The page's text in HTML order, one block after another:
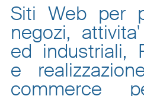
Siti Web per
negozi,
ed industriali,
e
commerce